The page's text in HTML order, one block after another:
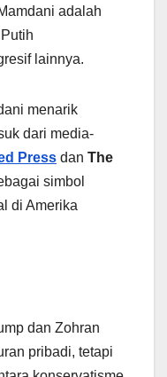
adalah
lainnya.
menarik
dari media-
Press dan The
simbol
di Amerika
dan Zohran
pribadi, tetapi